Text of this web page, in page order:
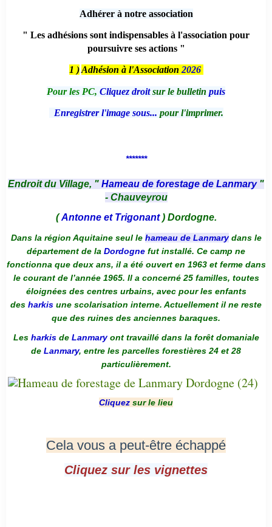
Adhérer à notre association
" Les adhésions sont indispensables à l'association pour
poursuivre ses actions "
1 ) Adhésion à l'Association 2026
Pour les PC, Cliquez droitsur le bulletin puis
Enregistrer l'image sous... pour l'imprimer.
*******
Endroit du Village, " Hameau de forestage de Lanmary "
- Chauveyrou
(Antonne et Trigonant) Dordogne.
Dans la région Aquitaine seul le hameau de Lanmarydans le
département de la Dordogne fut installé. Ce camp ne
fonctionna que deux ans, il a été ouvert en 1963 et ferme dans
le courant de l’année 1965. Il a concerné 25 familles, toutes
éloignées des centres urbains, avec pour les enfants
des harkis une scolarisation interne. Actuellement il ne reste
que des ruines des anciennes baraques.
Les harkis de Lanmaryont travaillé dans la forêt domaniale
de Lanmary, entre les parcelles forestières 24 et 28
particulièrement.
Cliquez sur le lieu
Cela vous a peut-être échappé
Cliquez sur les vignettes